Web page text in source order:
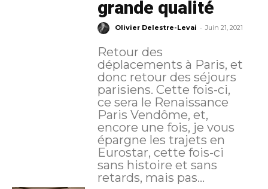
grande qualité
Olivier Delestre-Levai - Juin 21, 2021
Retour des
déplacements à Paris, et
donc retour des séjours
parisiens. Cette fois-ci,
ce sera le Renaissance
Paris Vendôme, et,
encore une fois, je vous
épargne les trajets en
Eurostar, cette fois-ci
sans histoire et sans
retards, mais pas...